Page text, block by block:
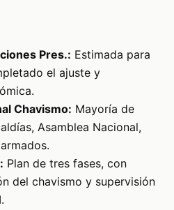
Pres.: Estimada para
el ajuste y
Chavismo: Mayoría de
Asamblea Nacional,
Plan de tres fases, con
del chavismo y supervisión